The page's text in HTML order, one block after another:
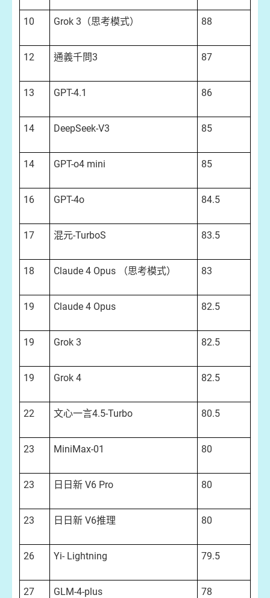
10 Grok 3（思考模式） 88
12 通義千問3 87
13 GPT-4.1 86
14 DeepSeek-V3 85
14 GPT-o4 mini 85
16 GPT-4o 84.5
17 混元-TurboS 83.5
18 Claude 4 Opus （思考模式） 83
19 Claude 4 Opus 82.5
19 Grok 3 82.5
19 Grok 4 82.5
22 文心一言4.5-Turbo 80.5
23 MiniMax-01 80
23 日日新 V6 Pro 80
23 日日新 V6推理 80
26 Yi- Lightning 79.5
27 GLM-4-plus 78